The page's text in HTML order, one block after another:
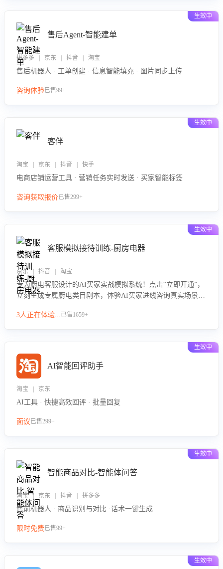
生效中
售后Agent-智能建单
拼多多 | 京东 | 抖音 | 淘宝
售后机器人 · 工单创建 · 信息智能填充 · 图片同步上传
咨询体验已售99+
生效中
客伴
淘宝 | 京东 | 抖音 | 快手
电商店铺运营工具 · 营销任务实时发送 · 买家智能标签
咨询获取报价已售299+
生效中
客服模拟接待训练-厨房电器
京东 | 抖音 | 淘宝
专为厨电客服设计的AI买家实战模拟系统！点击“立即开通”，
立刻生成专属厨电类目剧本，体验AI买家进线咨询真实场景训
技巧！
3人正在体验...已售1659+
生效中
AI智能回评助手
淘宝 | 京东
AI工具 · 快捷高效回评 · 批量回复
面议已售299+
生效中
智能商品对比-智能体问答
淘宝 | 京东 | 抖音 | 拼多多
售前机器人 · 商品识别与对比 ·话术一键生成
限时免费已售99+
生效中